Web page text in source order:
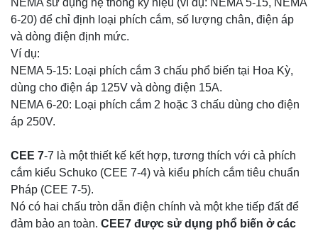
NEMA sử dụng hệ thống ký hiệu (ví dụ: NEMA 5-15, NEMA
6-20) để chỉ định loại phích cắm, số lượng chân, điện áp
và dòng điện định mức.
Ví dụ:
NEMA 5-15: Loại phích cắm 3 chấu phổ biến tại Hoa Kỳ,
dùng cho điện áp 125V và dòng điện 15A.
NEMA 6-20: Loại phích cắm 2 hoặc 3 chấu dùng cho điện
áp 250V.
CEE 7-7 là một thiết kế kết hợp, tương thích với cả phích
cắm kiểu Schuko (CEE 7-4) và kiểu phích cắm tiêu chuẩn
Pháp (CEE 7-5).
Nó có hai chấu tròn dẫn điện chính và một khe tiếp đất để
đảm bảo an toàn. CEE7 được sử dụng phổ biến ở các